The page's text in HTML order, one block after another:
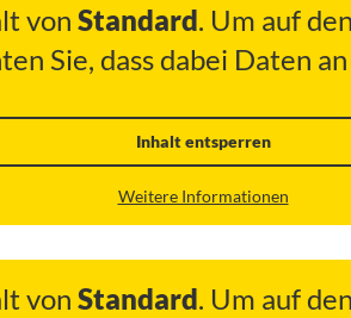
von Standard. Um auf
Sie, dass dabei Daten
Inhalt entsperren
Weitere Informationen
von Standard. Um auf